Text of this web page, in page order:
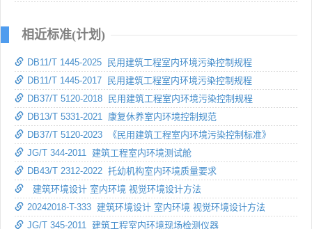
相近标准(计划)
DB11/T 1445-2025 民用建筑工程室内环境污染控制规程
DB11/T 1445-2017 民用建筑工程室内环境污染控制规程
DB37/T 5120-2018 民用建筑工程室内环境污染控制规程
DB13/T 5331-2021 康复休养室内环境控制规范
DB37/T 5120-2023 《民用建筑工程室内环境污染控制标准》
JG/T 344-2011 建筑工程室内环境测试舱
DB43/T 2312-2022 托幼机构室内环境质量要求
建筑环境设计 室内环境 视觉环境设计方法
20242018-T-333 建筑环境设计 室内环境 视觉环境设计方法
JG/T 345-2011 建筑工程室内环境现场检测仪器